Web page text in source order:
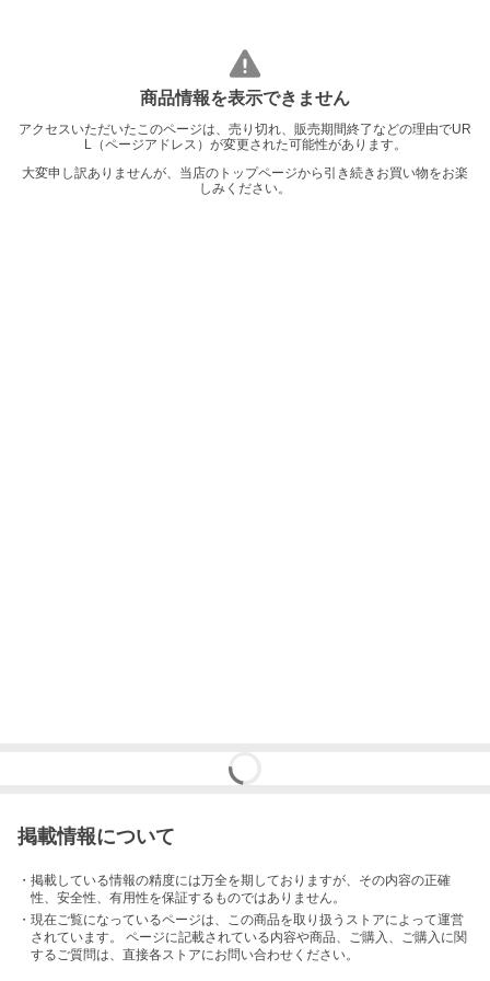
商品情報を表示できません
アクセスいただいたこのページは、売り切れ、販売期間終了などの理由でUR
L（ページアドレス）が変更された可能性があります。
大変申し訳ありませんが、当店のトップページから引き続きお買い物をお楽
しみください。
掲載情報について
・掲載している情報の精度には万全を期しておりますが、その内容の正確
性、安全性、有用性を保証するものではありません。
・現在ご覧になっているページは、この商品を取り扱うストアによって運営
されています。 ページに記載されている内容や商品、ご購入 、ご購入に関
するご質問は、直接各ストアにお問い合わせください。